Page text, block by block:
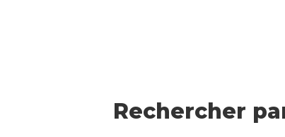
Rechercher